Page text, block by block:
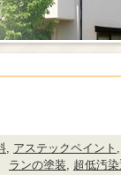
, アステックペイント ,
ランの塗装, 超低汚